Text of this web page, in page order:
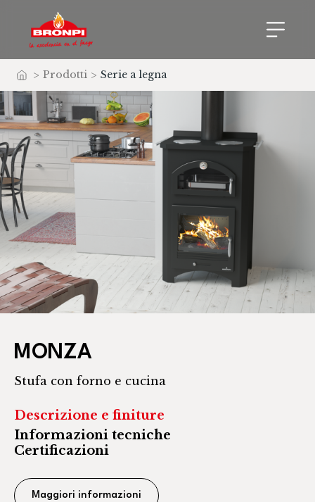
Home
> Prodotti > Serie a legna
MONZA
Stufa con forno e cucina
Descrizione e finiture
Informazioni tecniche
Certificazioni
Maggiori informazioni